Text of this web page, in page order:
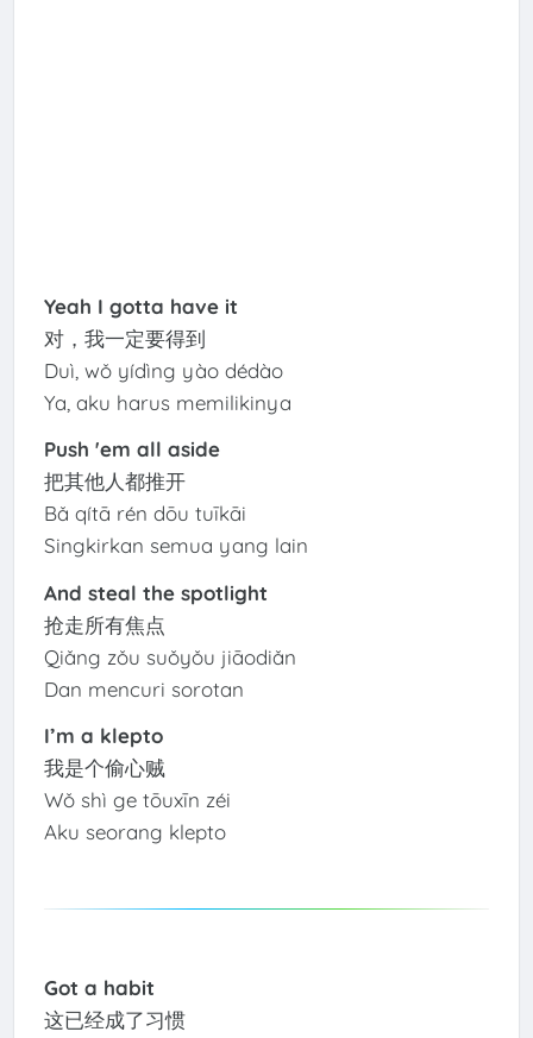
Yeah I gotta have it
对，我一定要得到
Duì, wǒ yídìng yào dédào
Ya, aku harus memilikinya
Push 'em all aside
把其他人都推开
Bǎ qítā rén dōu tuīkāi
Singkirkan semua yang lain
And steal the spotlight
抢走所有焦点
Qiǎng zǒu suǒyǒu jiāodiǎn
Dan mencuri sorotan
I’m a klepto
我是个偷心贼
Wǒ shì ge tōuxīn zéi
Aku seorang klepto
Got a habit
这已经成了习惯